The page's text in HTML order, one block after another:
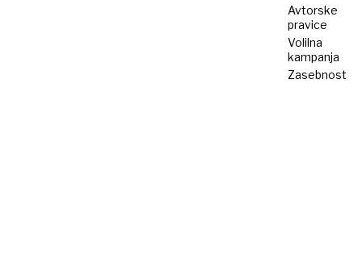
Avtorske
pravice
Volilna
kampanja
Zasebnost